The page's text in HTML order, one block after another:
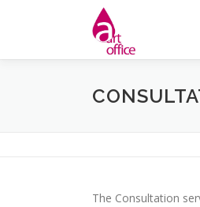
The Consultation